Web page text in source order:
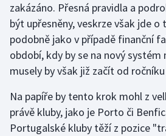
Motorsport
Olympijské hry
Parasport
Plavání
Plážový volejbal
zakázáno. Přesná pravidla a
být upřesněny, veskrze však jde o
podobně jako v případě finanční
období, kdy by se na nový
musely by však již začít od
Na papíře by tento krok mohl z
právě kluby, jako je Porto či
Portugalské kluby těží z pozice